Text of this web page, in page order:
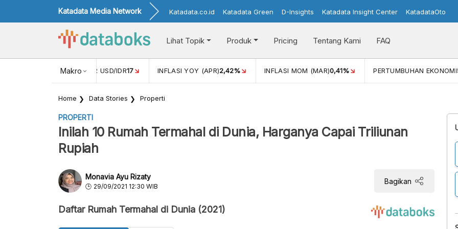
Katadata Media Network Katadata.co.id Katadata Green D-Insights Katadata Insight Center KatadataOto
Lihat Topik Produk Pricing Tentang Kami FAQ
Makro
NILAI TUKAR USD/IDR17 INFLASI YOY (APR)2,42% INFLASI MOM (MAR)0,41% PERTUMBUHAN EKONOMI
Home Data Stories Properti
PROPERTI
Inilah 10 Rumah Termahal di Dunia, Harganya Capai Triliunan
Rupiah
Monavia Ayu Rizaty
29/09/2021 12:30 WIB
Bagikan
Daftar Rumah Termahal di Dunia (2021)